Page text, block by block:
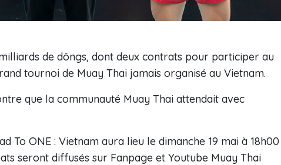
de dôngs, dont deux contrats pour participer au
tournoi de Muay Thai jamais organisé au Vietnam.
que la communauté Muay Thai attendait avec
To ONE : Vietnam aura lieu le dimanche 19 mai à 18h00
seront diffusés sur Fanpage et Youtube Muay Thai